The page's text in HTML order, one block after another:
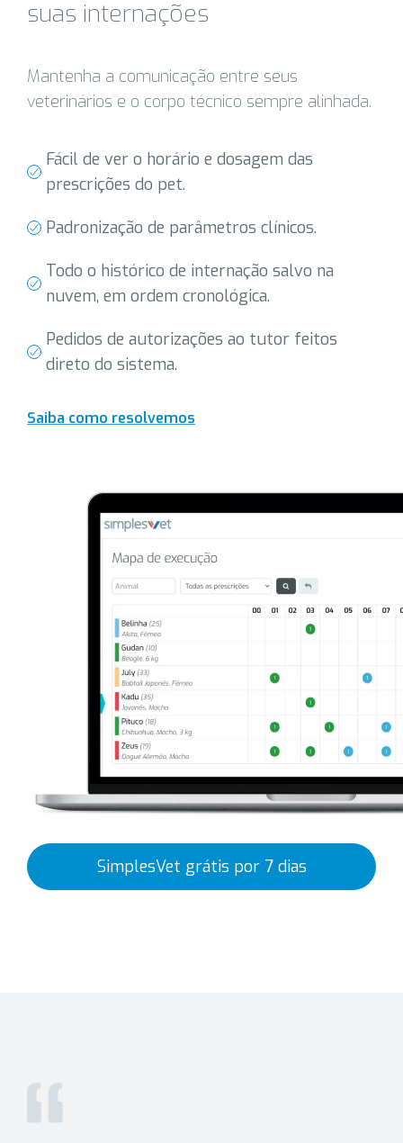
suas internações
Mantenha a comunicação entre seus
veterinários e o corpo técnico sempre alinhada.
Fácil de ver o horário e dosagem das
prescrições do pet.
Padronização de parâmetros clínicos.
Todo o histórico de internação salvo na
nuvem, em ordem cronológica.
Pedidos de autorizações ao tutor feitos
direto do sistema.
Saiba como resolvemos
SimplesVet grátis por 7 dias